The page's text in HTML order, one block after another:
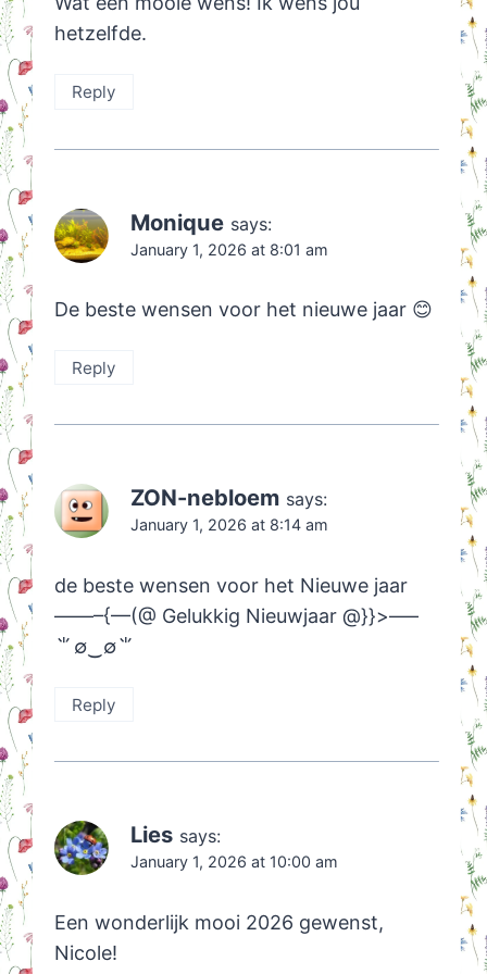
hetzelfde.
Reply
Monique says:
January 1, 2026 at 8:01 am
De beste wensen voor het nieuwe jaar 😊
Reply
ZON-nebloem says:
January 1, 2026 at 8:14 am
de beste wensen voor het Nieuwe jaar
——–{—(@ Gelukkig Nieuwjaar @}}>—–
⺌∅‿∅⺌
Reply
Lies says:
January 1, 2026 at 10:00 am
Een wonderlijk mooi 2026 gewenst,
Nicole!